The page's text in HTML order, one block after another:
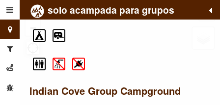
solo acampada para grupos
Indian Cove Group Campground
+
−